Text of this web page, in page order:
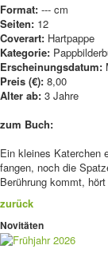
Format: --- cm
Seiten: 12
Coverart: Hartpappe
Kategorie:
Erscheinungsdatum:
Preis (€): 8,00
Alter ab: 3 Jahre
zum Buch:
Ein kleines Katerchen
fangen, noch die
Berührung kommt,
zurück
Novitäten